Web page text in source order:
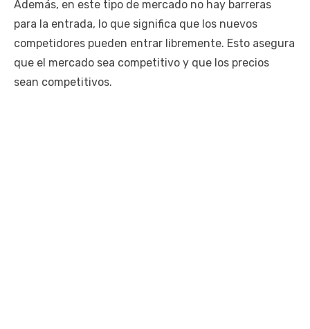
Además, en este tipo de mercado no hay barreras
para la entrada, lo que significa que los nuevos
competidores pueden entrar libremente. Esto asegura
que el mercado sea competitivo y que los precios
sean competitivos.